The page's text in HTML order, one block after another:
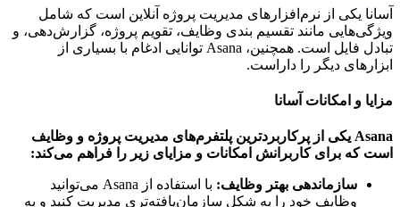
یکی از نرم‌افزارهای مدیریت پروژه آنلاین است که شامل
مانند تقسیم بندی وظایف، تقویم پروژه، گزارش‌دهی، و
تبادل فایل است. همچنین، Asana توانایی ادغام با بسیاری از
دیگر را داراست.
و امکانات آسانا
Asana یکی از پرکاربردترین پلتفرم‌های مدیریت پروژه و وظایف
که برای کاربرانش امکانات و مزایای زیر را فراهم می‌کند:
سازماندهی بهتر وظایف:
با استفاده از Asana می‌توانید
وظایف خود را به شکل سازمان‌یافته‌تری مدیریت کنید و به